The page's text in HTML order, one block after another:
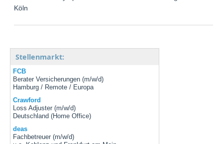
Köln
Stellenmarkt:
FCB
Berater Versicherungen (m/w/d)
Hamburg / Remote / Europa
Crawford
Loss Adjuster (m/w/d)
Deutschland (Home Office)
deas
Fachbetreuer (m/w/d)